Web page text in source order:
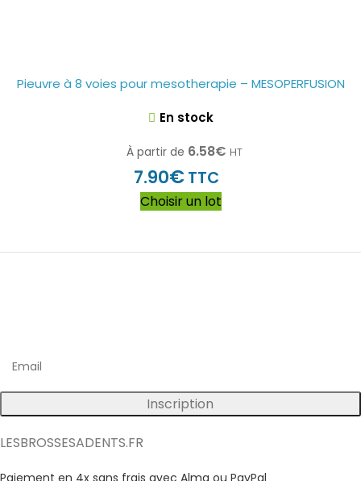
Pieuvre à 8 voies pour mesotherapie – MESOPERFUSION
En stock
À partir de 6.58€ HT
7.90€TTC
Choisir un lot
Inscription
LESBROSSESADENTS.FR
Paiement en 4x sans frais avec Alma ou PayPal